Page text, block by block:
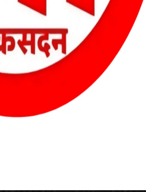
के नाम भी शामिल हैं। दोनों को कड़ी
के लिए उठाया गया है। उल्लेखनीय है कि
हैं। लालगंज में पहले चरण में 6 नवंबर को